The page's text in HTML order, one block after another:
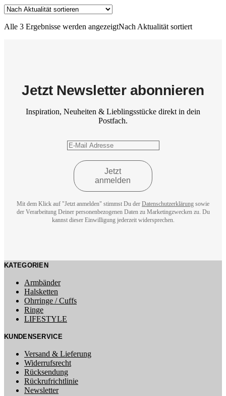
Alle 3 Ergebnisse werden angezeigtNach Aktualität sortiert
Jetzt Newsletter abonnieren
Inspiration, Neuheiten & Lieblingsstücke direkt in dein
Postfach.
Mit dem Klick auf "Jetzt anmelden" stimmst Du der Datenschutzerklärung sowie
der Verarbeitung Deiner personenbezogenen Daten zu Marketingzwecken zu. Du
kannst dieser Einwilligung jederzeit widersprechen.
KATEGORIEN
Armbänder
Halsketten
Ohrringe / Cuffs
Ringe
LIFESTYLE
KUNDENSERVICE
Versand & Lieferung
Widerrufsrecht
Rücksendung
Rückrufrichtlinie
Newsletter